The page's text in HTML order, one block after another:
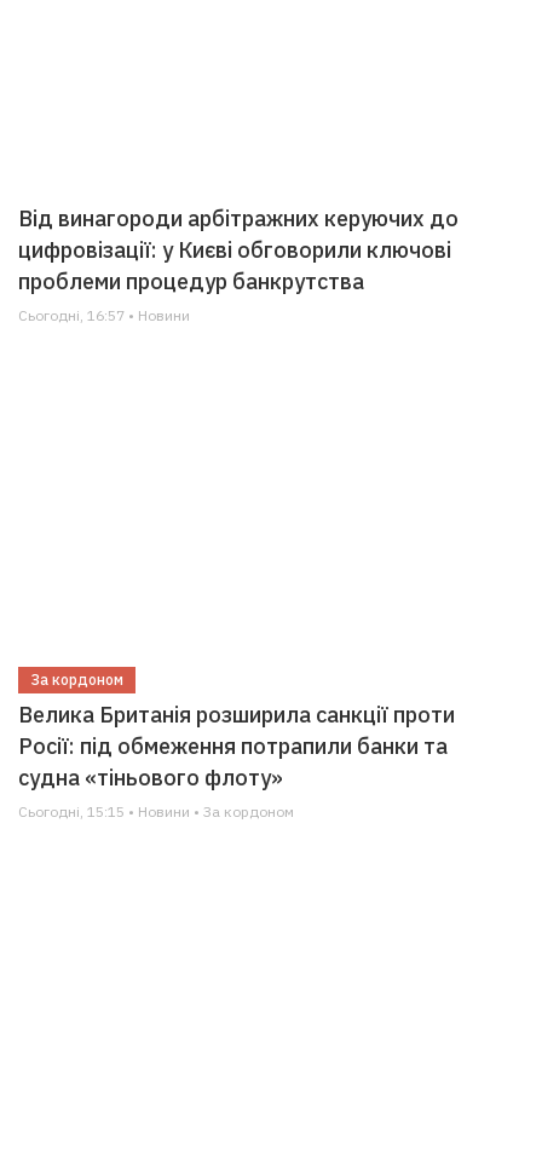
Від винагороди арбітражних керуючих до
цифровізації: у Києві обговорили ключові
проблеми процедур банкрутства
Сьогодні, 16:57 • Новини
За кордоном
Велика Британія розширила санкції проти
Росії: під обмеження потрапили банки та
судна «тіньового флоту»
Сьогодні, 15:15 • Новини • За кордоном